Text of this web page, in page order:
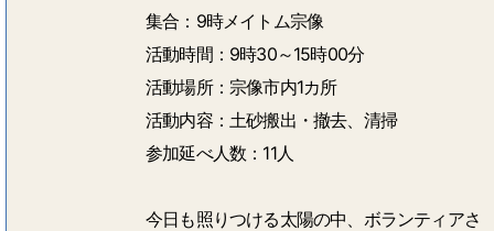
集合：9時メイトム宗像
活動時間：9時30～15時00分
活動場所：宗像市内1カ所
活動内容：土砂搬出・撤去、清掃
参加延べ人数：11人
今日も照りつける太陽の中、ボランティアさ